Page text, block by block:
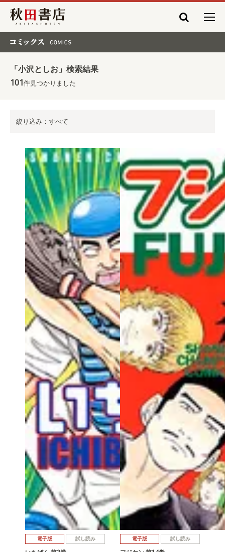
秋田書店
「小沢としお」検索結果
101件見つかりました
絞り込み：すべて
電子版 試し読み 電子版 試し読み